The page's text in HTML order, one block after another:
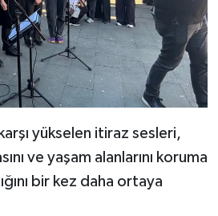
yükselen itiraz sesleri,
ve yaşam alanlarını koruma
bir kez daha ortaya